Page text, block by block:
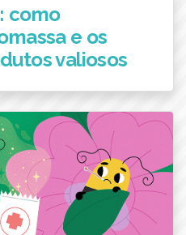
como
e os
valiosos